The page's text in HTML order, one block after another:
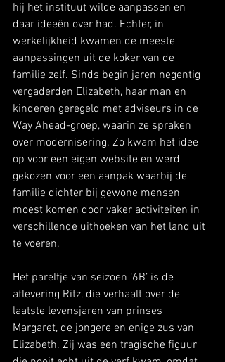
hij het instituut wilde aanpassen en
daar ideeën over had. Echter, in
werkelijkheid kwamen de meeste
aanpassingen uit de koker van de
familie zelf. Sinds begin jaren negentig
vergaderden Elizabeth, haar man en
kinderen geregeld met adviseurs in de
Way Ahead-groep, waarin ze spraken
over modernisering. Zo kwam het idee
op voor een eigen website en werd
gekozen voor een aanpak waarbij de
familie dichter bij gewone mensen
moest komen door vaker activiteiten in
verschillende uithoeken van het land uit
te voeren.
Het pareltje van seizoen ‘6B’ is de
aflevering Ritz, die verhaalt over de
laatste levensjaren van prinses
Margaret, de jongere en enige zus van
Elizabeth. Zij was een tragische figuur